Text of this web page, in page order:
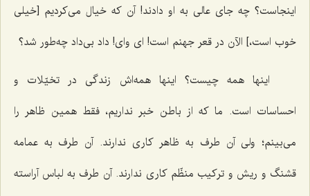
اینجاست؟ چه جای عالی به او دادند! آن که خیال می‌کردیم [خیلی
خوب است،] الآن در قعر جهنم است! ای وای! داد بی‌داد چه‌طور شد؟
اینها همه چیست؟ اینها همه‌اش زندگی در تخیّلات و
احساسات است. ما که از باطن خبر نداریم، فقط همین ظاهر را
می‌بینم؛ ولی آن طرف به ظاهر کاری ندارند. آن طرف به عمامه
قشنگ و ریش و ترکیب منظّم کاری ندارند. آن طرف به لباس آراسته